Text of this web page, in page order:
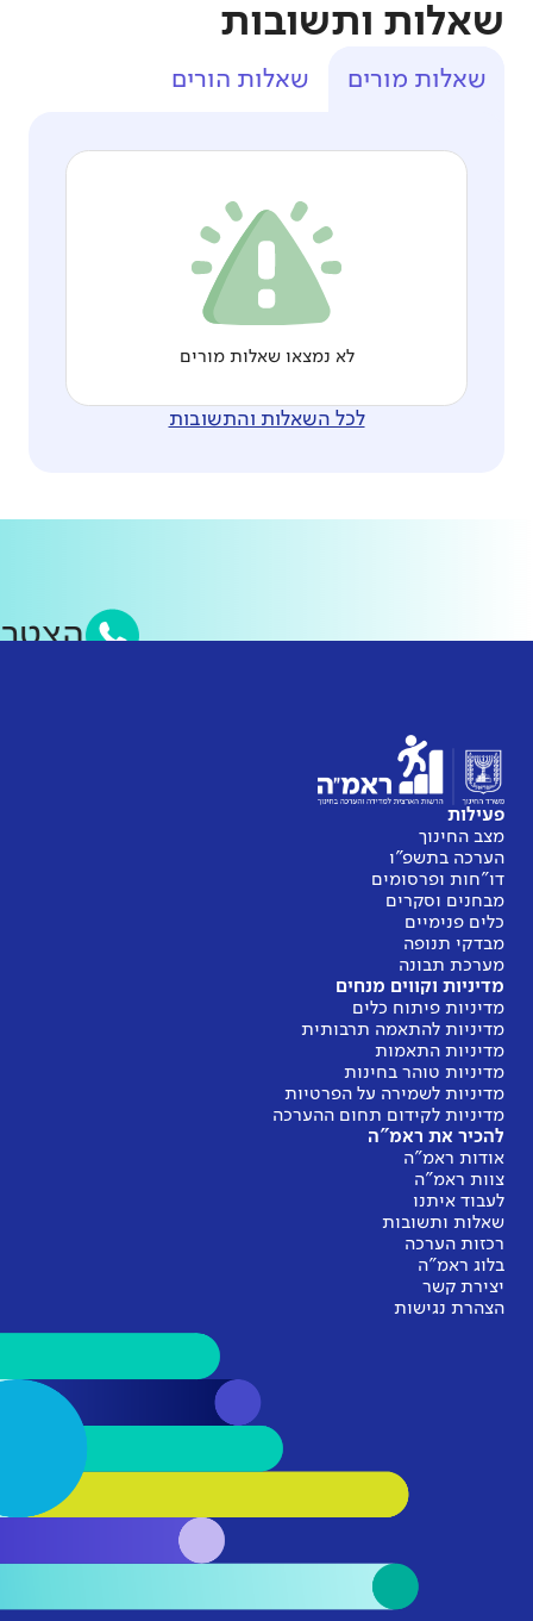
שאלות ותשובות
שאלות מורים שאלות הורים
לא נמצאו שאלות מורים
לכל השאלות והתשובות
פעילות
מצב החינוך
הערכה בתשפ"ו
דו"חות ופרסומים
מבחנים וסקרים
כלים פנימיים
מבדקי תנופה
מערכת תבונה
מדיניות וקווים מנחים
מדיניות פיתוח כלים
מדיניות להתאמה תרבותית
מדיניות התאמות
מדיניות טוהר בחינות
מדיניות לשמירה על הפרטיות
מדיניות לקידום תחום ההערכה
להכיר את ראמ"ה
אודות ראמ"ה
צוות ראמ"ה
לעבוד איתנו
שאלות ותשובות
רכזות הערכה
בלוג ראמ"ה
יצירת קשר
הצהרת נגישות